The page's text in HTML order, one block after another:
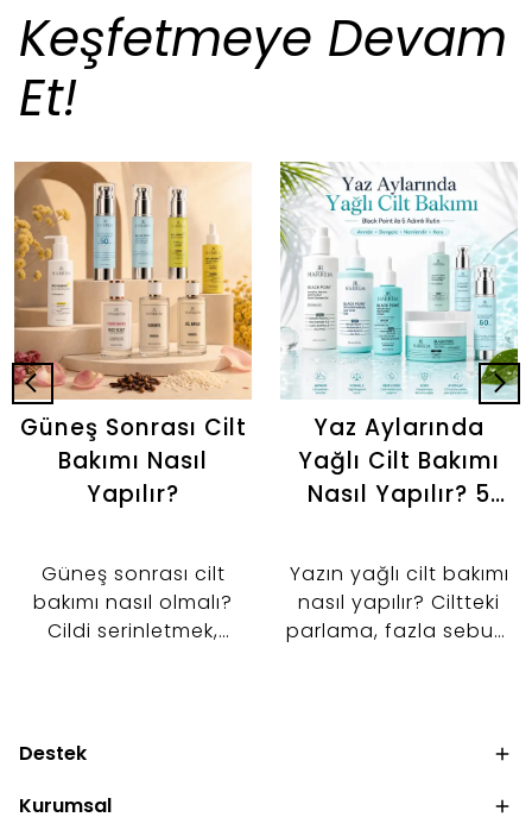
Keşfetmeye Devam
Et!
Güneş Sonrası Cilt
Bakımı Nasıl
Yapılır?
Güneş sonrası cilt
bakımı nasıl olmalı?
Cildi serinletmek,
nemlendirici kullanımını
Yaz Aylarında
Yağlı Cilt Bakımı
Nasıl Yapılır? 5
Bakım Rutini
Yazın yağlı cilt bakımı
nasıl yapılır? Ciltteki
parlama, fazla sebum
Destek
Kurumsal